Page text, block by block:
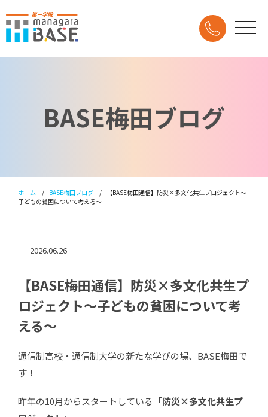
BASE梅田ブログ
ホーム BASE梅田ブログ
【BASE梅田通信】防災×多文化共生プロジェクト～
子どもの貧困について考える～
2026.06.26
【BASE梅田通信】防災×多文化共生プ
ロジェクト～子どもの貧困について考
える～
通信制高校・通信制大学の新たな学びの場、BASE梅田で
す！
昨年の10月からスタートしている「防災×多文化共生プ